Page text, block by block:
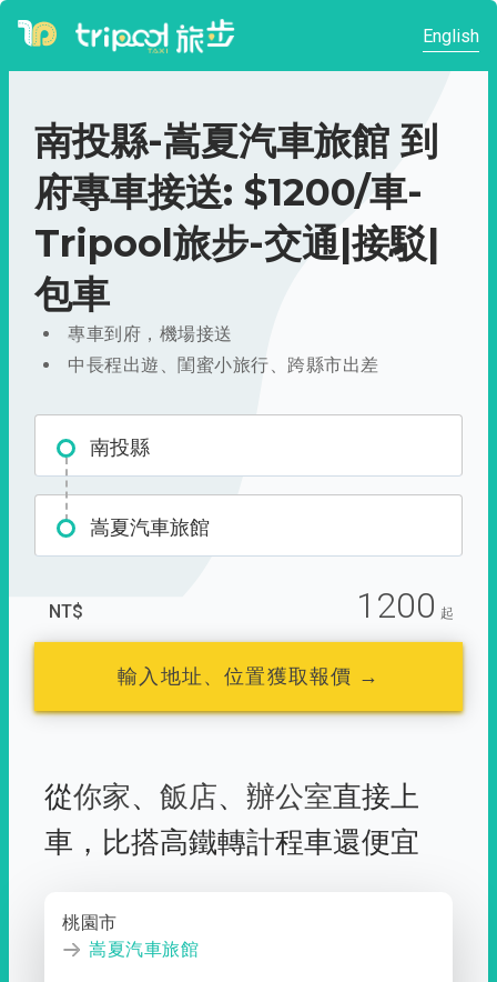
English
南投縣-嵩夏汽車旅館 到
府專車接送: $1200/車-
Tripool旅步-交通|接駁|
包車
專車到府，機場接送
中長程出遊、閨蜜小旅行、跨縣市出差
南投縣
嵩夏汽車旅館
NT$ 1200 起
輸入地址、位置獲取報價 →
從你家、 飯店、 辦公室直接上
車， 比搭高鐵轉計程車還便宜
桃園市
嵩夏汽車旅館